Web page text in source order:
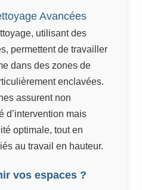
Avancées
utilisant des
permettent de travailler
dans des zones de
enclavées.
assurent non
d’intervention mais
optimale, tout en
au travail en hauteur.
vos espaces ?